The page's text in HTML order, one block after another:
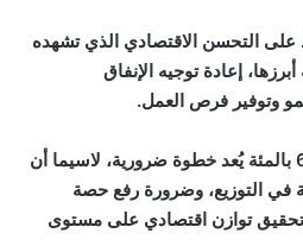
على التحسن الاقتصادي الذي تشهده
إعادة توجيه الإنفاق
وتوفير فرص العمل.
وأشار إلى أن رفع نسبة الإنفاق الرأسمالي إلى الناتج المحلي لتصل تدريجيًا إلى 6 بالمئة يُعد خطوة ضرورية، لاسيما أن
في التوزيع، وضرورة رفع حصة
المحلية وتحقيق توازن اقتصادي على مستوى